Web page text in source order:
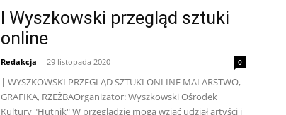
I Wyszkowski przegląd sztuki
online
Redakcja - 29 listopada 2020 0
| WYSZKOWSKI PRZEGLĄD SZTUKI ONLINE MALARSTWO,
GRAFIKA, RZEŹBAOrganizator: Wyszkowski Ośrodek
Kultury "Hutnik" W przeglądzie mogą wziąć udział artyści i